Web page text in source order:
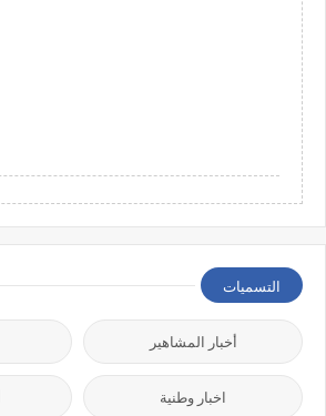
التسميات
أخبار المشاهير
اخبار وطنية